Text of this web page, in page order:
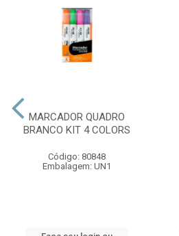
MARCADOR QUADRO
BRANCO KIT 4 COLORS
Código: 80848
Embalagem: UN1